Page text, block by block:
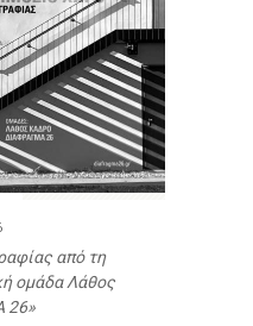
από τη
ομάδα Λάθος
26